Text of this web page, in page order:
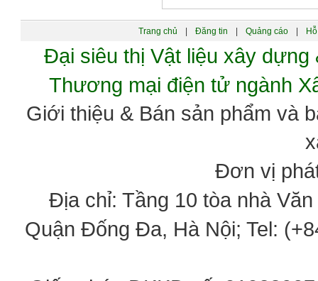
Trang chủ Đăng tin Quảng cáo
Đại siêu thị Vật liệu xây
Thương mại điện tử ngành
Giới thiệu & Bán sản phẩm và
Đơn vị
Địa chỉ: Tầng 10 tòa nhà
Quận Đống Đa, Hà Nội; Tel: